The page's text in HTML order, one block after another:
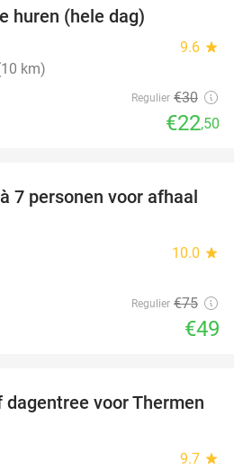
huren (hele dag)
9.6 star
km)
Regulier €30
€22,50
35%
7 personen voor afhaal
10.0 star
Regulier €75
€49
25%
dagentree voor Thermen
9.7 star